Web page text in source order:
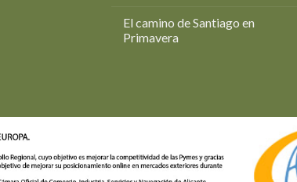
El camino de Santiago en
Primavera